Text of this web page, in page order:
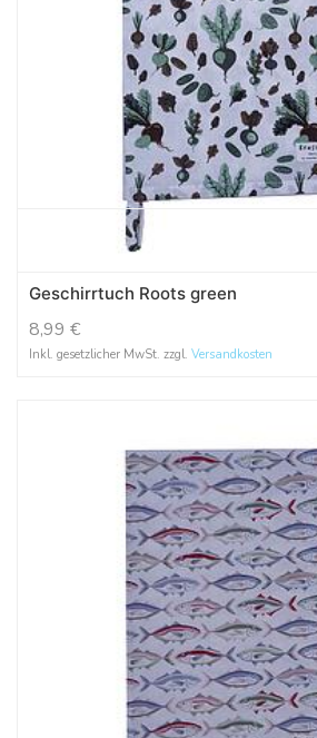
Geschirrtuch Roots green
8,99 €
Inkl. gesetzlicher MwSt. zzgl. Versandkosten